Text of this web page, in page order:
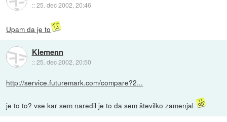
::25. dec 2002, 20:46
Upam da je to
Klemenn
::25. dec 2002, 20:50
http://service.futuremark.com/compare?2...
je to to? vse kar sem naredil je to da sem številko zamenjal